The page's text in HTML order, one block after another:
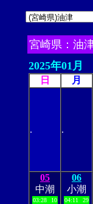
宮崎県：油
2025年01月
日 月
. .
05
中潮
03:28
10
06
小潮
04:11
29